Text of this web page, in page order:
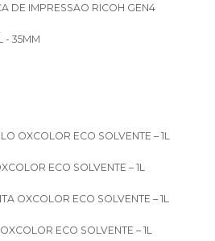
DE IMPRESSAO RICOH GEN4
- 35MM
OXCOLOR ECO SOLVENTE – 1L
ECO SOLVENTE – 1L
OXCOLOR ECO SOLVENTE – 1L
ECO SOLVENTE – 1L